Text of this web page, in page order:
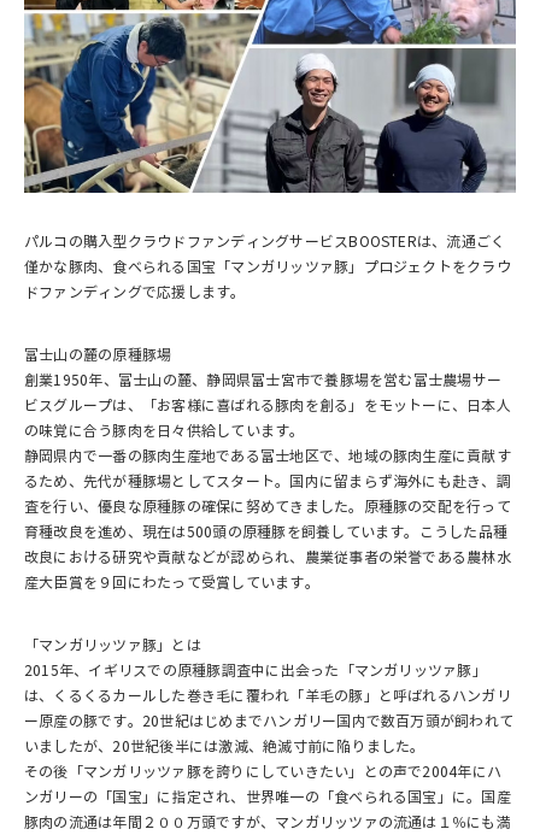
パルコの購入型クラウドファンディングサービスBOOSTERは、流通ごく
僅かな豚肉、食べられる国宝「マンガリッツァ豚」プロジェクトをクラウ
ドファンディングで応援します。
富士山の麓の原種豚場
創業1950年、富士山の麓、静岡県富士宮市で養豚場を営む富士農場サー
ビスグループは、「お客様に喜ばれる豚肉を創る」をモットーに、日本人
の味覚に合う豚肉を日々供給しています。
静岡県内で一番の豚肉生産地である富士地区で、地域の豚肉生産に貢献す
るため、先代が種豚場としてスタート。国内に留まらず海外にも赴き、調
査を行い、優良な原種豚の確保に努めてきました。原種豚の交配を行って
育種改良を進め、現在は500頭の原種豚を飼養しています。こうした品種
改良における研究や貢献などが認められ、農業従事者の栄誉である農林水
産大臣賞を９回にわたって受賞しています。
「マンガリッツァ豚」とは
2015年、イギリスでの原種豚調査中に出会った「マンガリッツァ豚」
は、くるくるカールした巻き毛に覆われ「羊毛の豚」と呼ばれるハンガリ
ー原産の豚です。20世紀はじめまでハンガリー国内で数百万頭が飼われて
いましたが、20世紀後半には激減、絶滅寸前に陥りました。
その後「マンガリッツァ豚を誇りにしていきたい」との声で2004年にハ
ンガリーの「国宝」に指定され、世界唯一の「食べられる国宝」に。国産
豚肉の流通は年間２００万頭ですが、マンガリッツァの流通は１％にも満